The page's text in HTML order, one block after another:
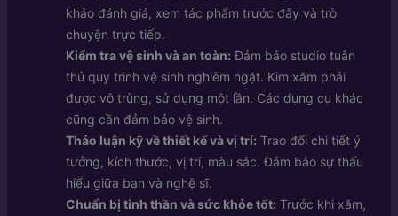
khảo đánh giá, xem tác phẩm trước đây và trò
chuyện trực tiếp.
Kiểm tra vệ sinh và an toàn: Đảm bảo studio tuân
thủ quy trình vệ sinh nghiêm ngặt. Kim xăm phải
được vô trùng, sử dụng một lần. Các dụng cụ khác
cũng cần đảm bảo vệ sinh.
Thảo luận kỹ về thiết kế và vị trí: Trao đổi chi tiết ý
tưởng, kích thước, vị trí, màu sắc. Đảm bảo sự thấu
hiểu giữa bạn và nghệ sĩ.
Chuẩn bị tinh thần và sức khỏe tốt: Trước khi xăm,